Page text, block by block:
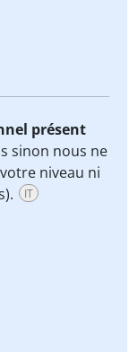
présent
sinon nous ne
niveau ni
IT